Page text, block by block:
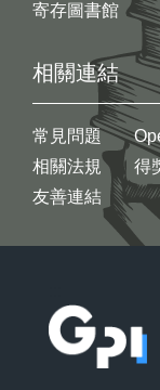
寄存圖書館
相關連結
常見問題
相關法規
友善連結
得